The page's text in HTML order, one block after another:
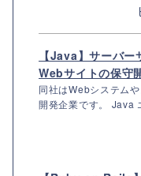
【Java】サーバ
Webサイトの保守
同社はWebシステム
開発企業です。 Java